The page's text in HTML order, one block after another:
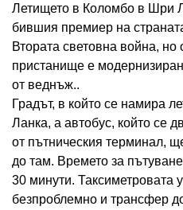
Летището в Коломбо в Шри
бившия премиер на
Втората световна война, но
пристанище е
от веднъж..
Градът, в който се намира
Ланка, а автобус, който се
от пътническия терминал,
до там. Времето за
30 минути. Таксиметровата
безпроблемно и трансфер